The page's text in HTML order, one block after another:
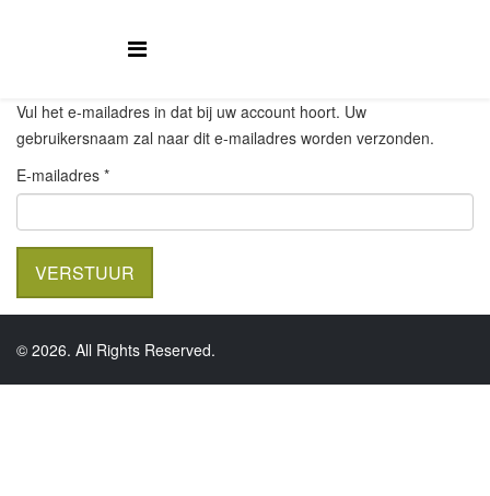
Vul het e-mailadres in dat bij uw account hoort. Uw
gebruikersnaam zal naar dit e-mailadres worden verzonden.
E-mailadres *
VERSTUUR
© 2026. All Rights Reserved.